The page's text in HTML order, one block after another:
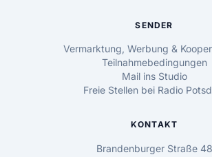
SENDER
Vermarktung, Werbung &
Teilnahmebedingungen
Mail ins Studio
Freie Stellen bei Radio
KONTAKT
Brandenburger Straße 48